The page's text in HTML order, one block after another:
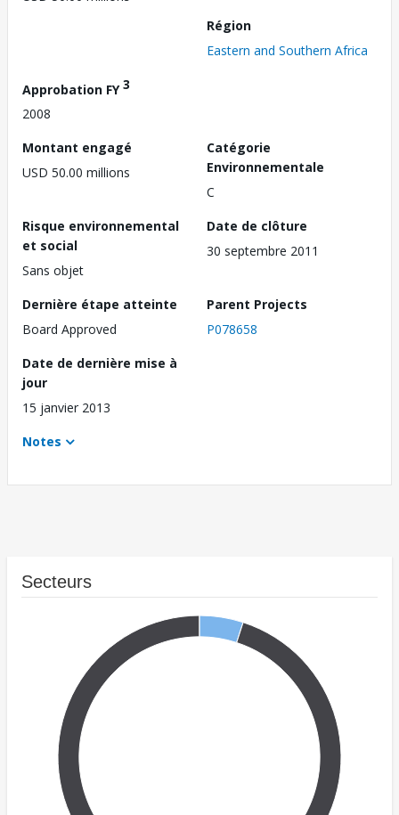
Région
Eastern and Southern Africa
Approbation FY3
2008
Montant engagé
USD 50.00 millions
Catégorie
Environnementale
C
Risque environnemental
et social
Sans objet
Date de clôture
30 septembre 2011
Dernière étape atteinte
Board Approved
Parent Projects
P078658
Date de dernière mise à
jour
15 janvier 2013
Notes
Secteurs